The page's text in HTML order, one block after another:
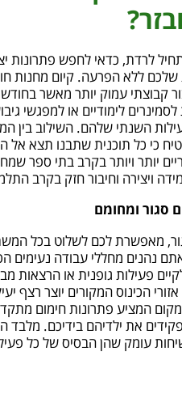
לרדת, כדאי לחפש פתרונות
שלכם ללא הפרעה. קיום מחנות
קבוצתי עמוק יותר מאשר
לימודיים או למפגשי
השנתי שלהם. השילוב בין
כי כל תוכנית שתבנו תצא אל
יותר ויותר בקרב בתי ספר
ויצירה וחיבור חזק בקרב
סגור ומחומם
מאפשרת לכם לשלוט בכל
מחללי עבודה נעימים
פעילות גופנית או הרצאות
הכינוס המקורים יוצר רצף
המציע פתרונות חימום
את ילדיהם בידיכם. מלבד
עומק שהן הבסיס של כל